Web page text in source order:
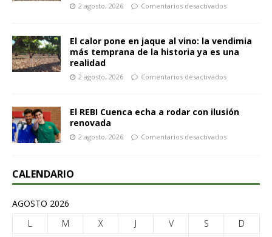
2 agosto, 2026 Comentarios desactivados
El calor pone en jaque al vino: la vendimia
más temprana de la historia ya es una
realidad
2 agosto, 2026 Comentarios desactivados
El REBI Cuenca echa a rodar con ilusión
renovada
2 agosto, 2026 Comentarios desactivados
CALENDARIO
AGOSTO 2026
L
M X J V S D